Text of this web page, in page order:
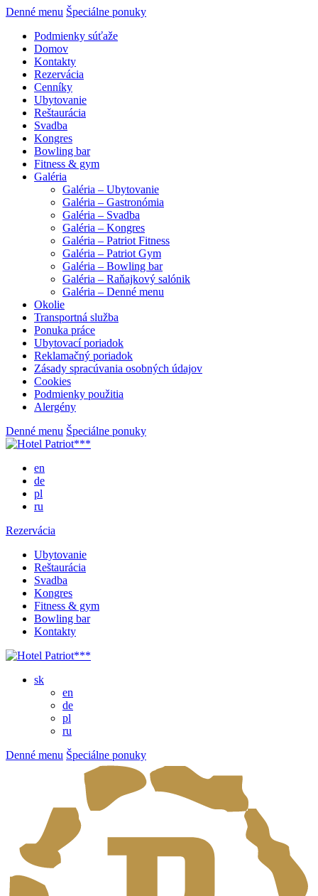
Denné menu Špeciálne ponuky
Podmienky súťaže
Domov
Kontakty
Rezervácia
Cenníky
Ubytovanie
Reštaurácia
Svadba
Kongres
Bowling bar
Fitness & gym
Galéria
Galéria – Ubytovanie
Galéria – Gastronómia
Galéria – Svadba
Galéria – Kongres
Galéria – Patriot Fitness
Galéria – Patriot Gym
Galéria – Bowling bar
Galéria – Raňajkový salónik
Galéria – Denné menu
Okolie
Transportná služba
Ponuka práce
Ubytovací poriadok
Reklamačný poriadok
Zásady spracúvania osobných údajov
Cookies
Podmienky použitia
Alergény
Denné menu Špeciálne ponuky
en
de
pl
ru
Rezervácia
Ubytovanie
Reštaurácia
Svadba
Kongres
Fitness & gym
Bowling bar
Kontakty
sk
en
de
pl
ru
Denné menu Špeciálne ponuky